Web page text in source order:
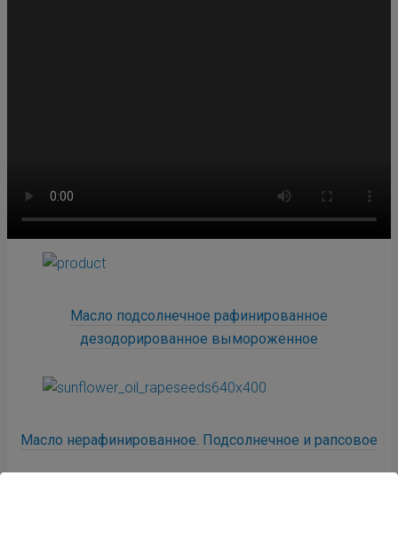
Масло подсолнечное рафинированное
дезодорированное вымороженное
Масло нерафинированное. Подсолнечное и рапсовое